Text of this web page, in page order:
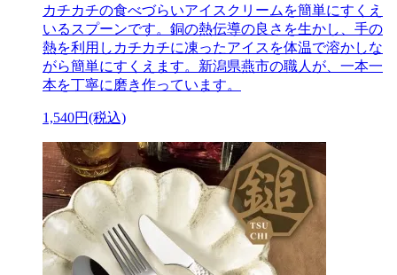
カチカチの食べづらいアイスクリームを簡単にすくえ
いるスプーンです。銅の熱伝導の良さを生かし、手の
熱を利用しカチカチに凍ったアイスを体温で溶かしな
がら簡単にすくえます。新潟県燕市の職人が、一本一
本を丁寧に磨き作っています。
1,540円(税込)